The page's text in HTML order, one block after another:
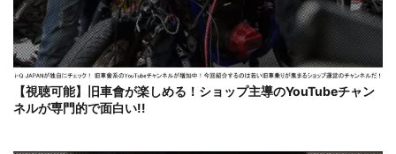
【視聴可能】旧車會が楽しめる！ショップ主導のYouTubeチャン
ネルが専門的で面白い!!